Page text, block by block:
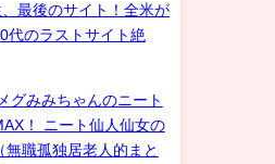
最後のサイト！全米が
代のラストサイト絶
グみみちゃんのニート
！ ニート仙人仙女の
職孤独居老人的まと